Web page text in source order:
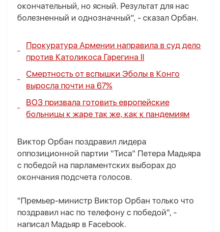
окончательный, но ясный. Результат для нас
болезненный и однозначный", - сказал Орбан.
Прокуратура Армении направила в суд дело
против Католикоса Гарегина II
Смертность от вспышки Эболы в Конго
выросла почти на 67%
ВОЗ призвала готовить европейские
больницы к жаре так же, как к пандемиям
Виктор Орбан поздравил лидера
оппозиционной партии "Тиса" Петера Мадьяра
с победой на парламентских выборах до
окончания подсчета голосов.
"Премьер-министр Виктор Орбан только что
поздравил нас по телефону с победой", -
написал Мадьяр в Facebook.